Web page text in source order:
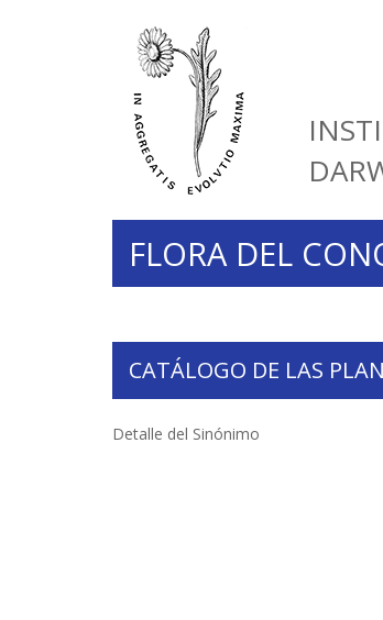
FLORA DEL
CATÁLOGO DE LAS
Detalle del Sinónimo